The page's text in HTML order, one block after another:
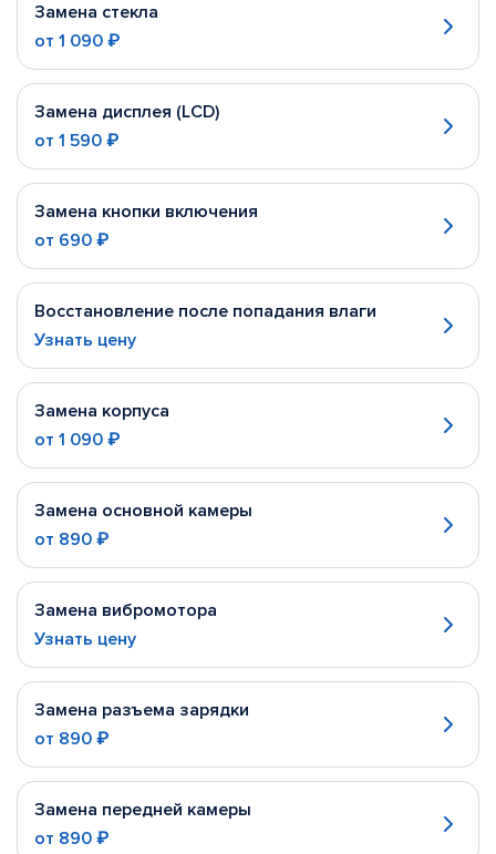
Замена стекла
от 1 090 ₽
Замена дисплея (LCD)
от 1 590 ₽
Замена кнопки включения
от 690 ₽
Восстановление после попадания влаги
Узнать цену
Замена корпуса
от 1 090 ₽
Замена основной камеры
от 890 ₽
Замена вибромотора
Узнать цену
Замена разъема зарядки
от 890 ₽
Замена передней камеры
от 890 ₽